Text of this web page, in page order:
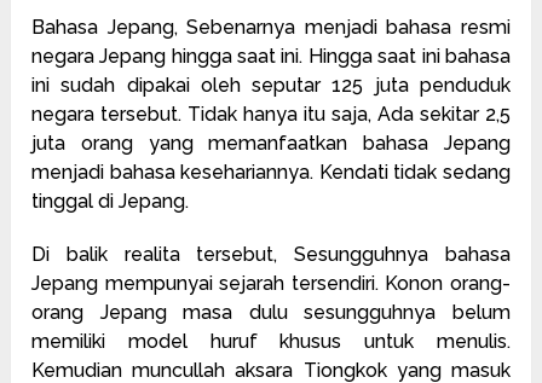
Bahasa Jepang, Sebenarnya menjadi bahasa resmi
negara Jepang hingga saat ini. Hingga saat ini bahasa
ini sudah dipakai oleh seputar 125 juta penduduk
negara tersebut. Tidak hanya itu saja, Ada sekitar 2,5
juta orang yang memanfaatkan bahasa Jepang
menjadi bahasa kesehariannya. Kendati tidak sedang
tinggal di Jepang.
Di balik realita tersebut, Sesungguhnya bahasa
Jepang mempunyai sejarah tersendiri. Konon orang-
orang Jepang masa dulu sesungguhnya belum
memiliki model huruf khusus untuk menulis.
Kemudian muncullah aksara Tiongkok yang masuk